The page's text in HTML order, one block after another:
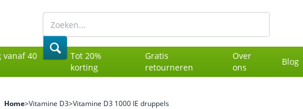
vanaf 40
Tot 20%
korting
Gratis
retourneren
Over
ons
Blog
Home>Vitamine D3>Vitamine D3 1000 IE druppels